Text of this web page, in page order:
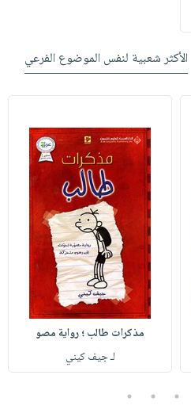
الأكثر شعبية لنفس الموضوع الفرعي
مذكرات طالب ؛ رواية مصو
لـ جيف كيني
3
4
5